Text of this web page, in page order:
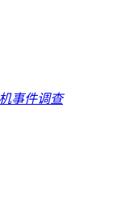
事件调查